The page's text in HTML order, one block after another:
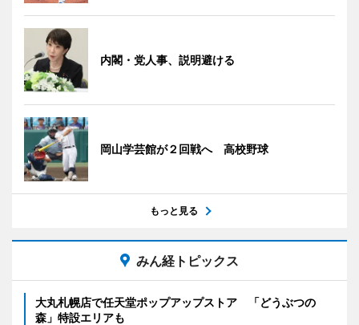
内閣・党人事、説明避ける
岡山学芸館が２回戦へ 高校野球
もっと見る
みん経トピックス
大丸札幌店で任天堂ポップアップストア 「どうぶつの
森」特設エリアも